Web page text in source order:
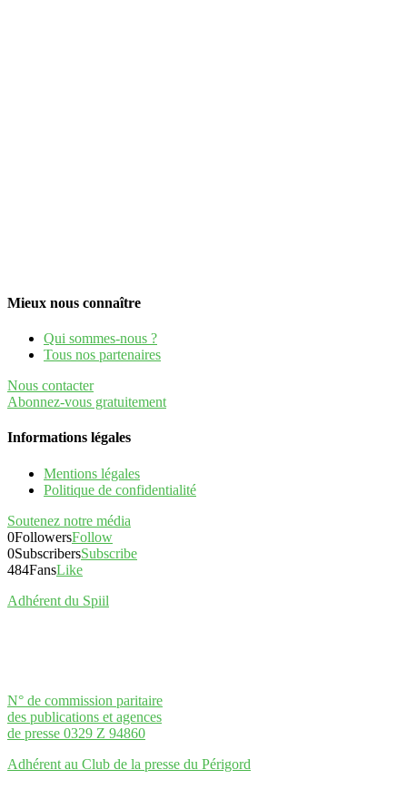
Mieux nous connaître
Qui sommes-nous ?
Tous nos partenaires
Nous contacter
Abonnez-vous gratuitement
Informations légales
Mentions légales
Politique de confidentialité
Soutenez notre média
0FollowersFollow
0SubscribersSubscribe
484FansLike
Adhérent du Spiil
N° de commission paritaire
des publications et agences
de presse 0329 Z 94860
Adhérent au Club de la presse du Périgord